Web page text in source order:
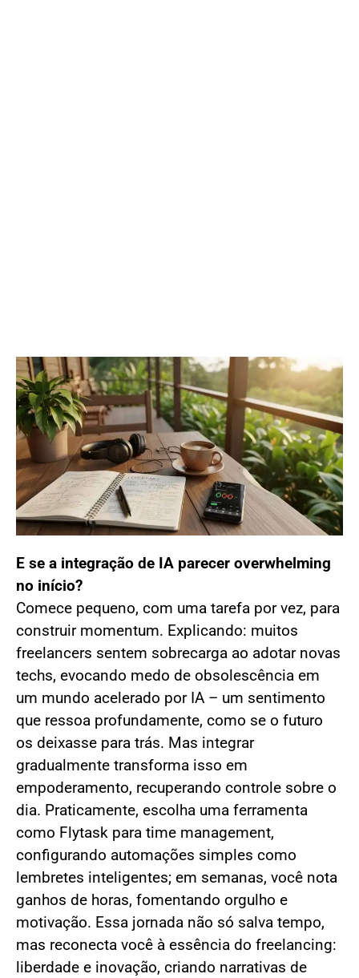
E se a integração de IA parecer overwhelming
no início?
Comece pequeno, com uma tarefa por vez, para
construir momentum. Explicando: muitos
freelancers sentem sobrecarga ao adotar novas
techs, evocando medo de obsolescência em
um mundo acelerado por IA – um sentimento
que ressoa profundamente, como se o futuro
os deixasse para trás. Mas integrar
gradualmente transforma isso em
empoderamento, recuperando controle sobre o
dia. Praticamente, escolha uma ferramenta
como Flytask para time management,
configurando automações simples como
lembretes inteligentes; em semanas, você nota
ganhos de horas, fomentando orgulho e
motivação. Essa jornada não só salva tempo,
mas reconecta você à essência do freelancing:
liberdade e inovação, criando narrativas de